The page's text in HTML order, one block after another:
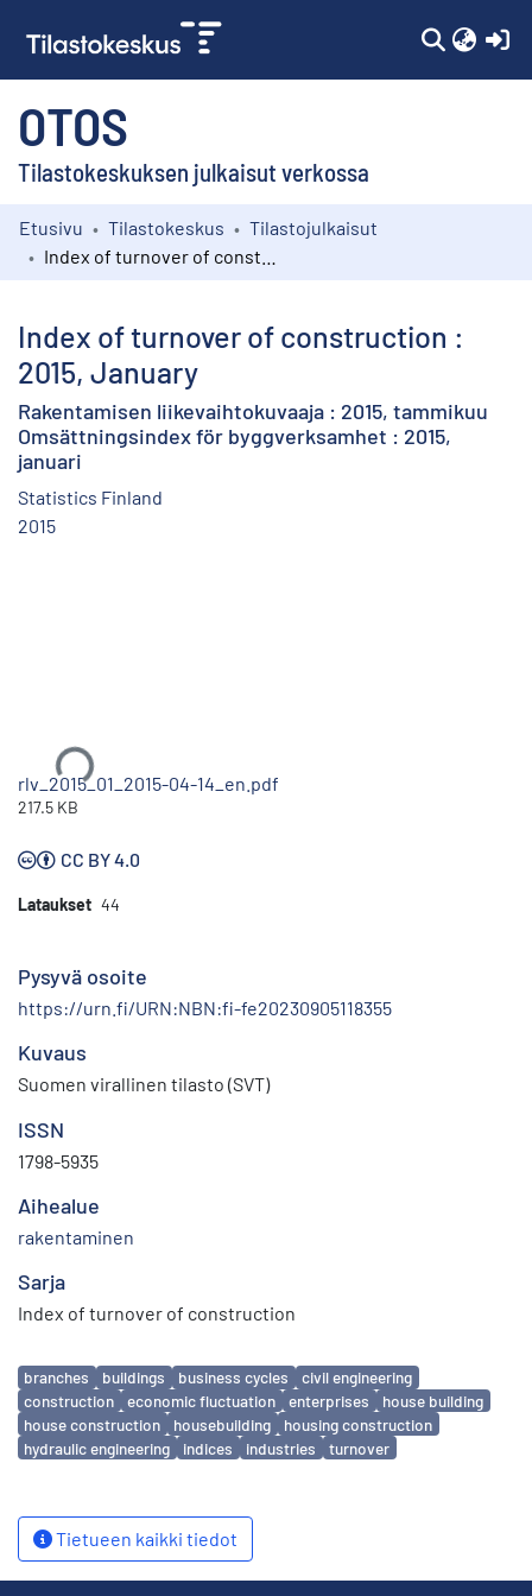
OTOS
Tilastokeskuksen julkaisut verkossa
Kokoelmat
Etusivu Tilastokeskus
Tilastojulkaisut
Index of turnover of construction :
2015, January
Rakentamisen liikevaihtokuvaaja : 2015, tammikuu
Omsättningsindex för byggverksamhet : 2015,
januari
Statistics Finland
2015
Ladataan...
rlv_2015_01_2015-04-14_en.pdf
217.5 KB
CC BY 4.0
Lataukset 44
Pysyvä osoite
https://urn.fi/URN:NBN:fi-fe20230905118355
Kuvaus
Suomen virallinen tilasto (SVT)
ISSN
1798-5935
Aihealue
rakentaminen
Sarja
Index of turnover of construction
Avainsanat
branches buildings business cycles
civil engineering
construction
economic fluctuation enterprises
house building
house construction
housebuilding
housing construction
hydraulic engineering
indices industries turnover
Tietueen kaikki tiedot